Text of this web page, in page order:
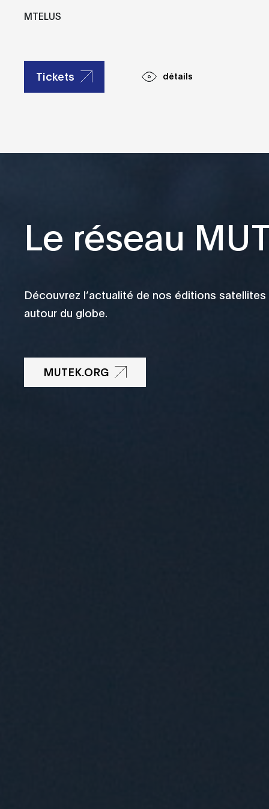
MTELUS
Tickets détails
Le réseau
Découvrez l’actualité de nos éditions satellites
autour du globe.
MUTEK.ORG